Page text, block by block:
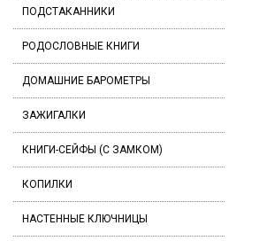
ПОДСТАКАННИКИ
РОДОСЛОВНЫЕ КНИГИ
ДОМАШНИЕ БАРОМЕТРЫ
ЗАЖИГАЛКИ
КНИГИ-СЕЙФЫ (С ЗАМКОМ)
КОПИЛКИ
НАСТЕННЫЕ КЛЮЧНИЦЫ